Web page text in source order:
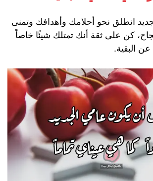
انطلق نحو أحلامك وأهدافك وتمنى
كن على ثقة أنك تمتلك شيئًا خاصاً
البقية.